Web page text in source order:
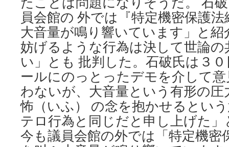
事
録、
米
国
が
保
有
ア
メ
リ
カ
情
公
員会館の 外では『特定機密保護
大音量が鳴り響いています」と
妨げるような行為は決して世論
い」とも 批判した。石破氏は３
ールにのっとったデモを介して
わないが、大音量という有形の
怖（いふ） の念を抱かせるとい
テロ行為と同じだと申し上げた
今も議員会館の外では「特定機密